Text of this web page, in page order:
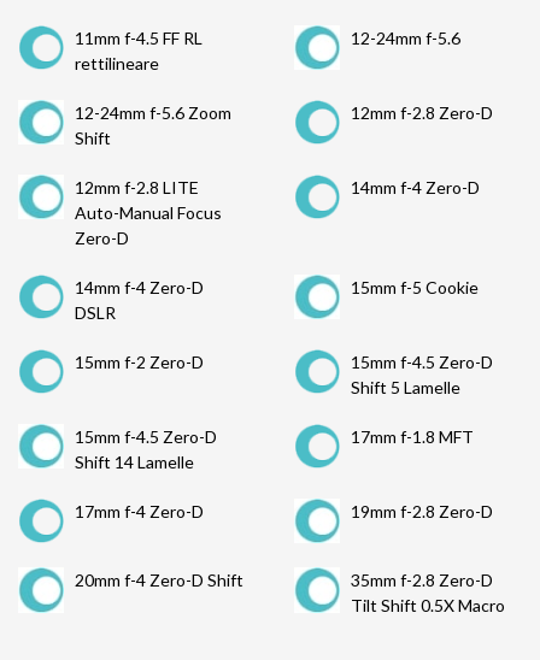
11mm f-4.5 FF RL
rettilineare
12-24mm f-5.6
12-24mm f-5.6 Zoom
Shift
12mm f-2.8 Zero-D
12mm f-2.8 LITE
Auto-Manual Focus
Zero-D
14mm f-4 Zero-D
14mm f-4 Zero-D
DSLR
15mm f-5 Cookie
15mm f-2 Zero-D
15mm f-4.5 Zero-D
Shift 5 Lamelle
15mm f-4.5 Zero-D
Shift 14 Lamelle
17mm f-1.8 MFT
17mm f-4 Zero-D 19mm f-2.8 Zero-D
20mm f-4 Zero-D Shift
35mm f-2.8 Zero-D
Tilt Shift 0.5X Macro